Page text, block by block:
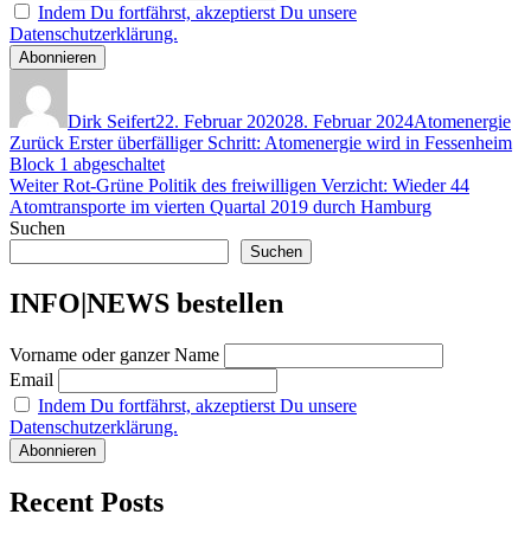
Indem Du fortfährst, akzeptierst Du unsere
Datenschutzerklärung.
Dirk Seifert22. Februar 202028. Februar 2024Atomenergie
Beitragsnavigation
Zurück Vorheriger
Beitrag:
Erster überfälliger Schritt: Atomenergie wird in Fessenheim
Block 1 abgeschaltet
Weiter Nächster
Beitrag:
Rot-Grüne Politik des freiwilligen Verzicht: Wieder 44
Atomtransporte im vierten Quartal 2019 durch Hamburg
Suchen
Suchen
INFO|NEWS bestellen
Vorname oder ganzer Name
Email
Indem Du fortfährst, akzeptierst Du unsere
Datenschutzerklärung.
Recent Posts